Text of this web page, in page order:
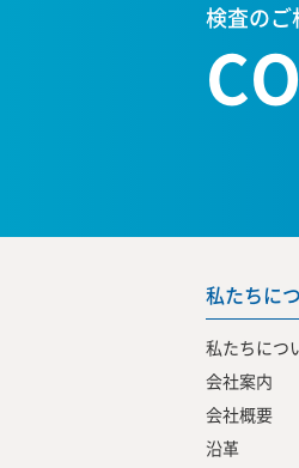
検査のご
私たちに
私たちにつ
会社案内
会社概要
沿革